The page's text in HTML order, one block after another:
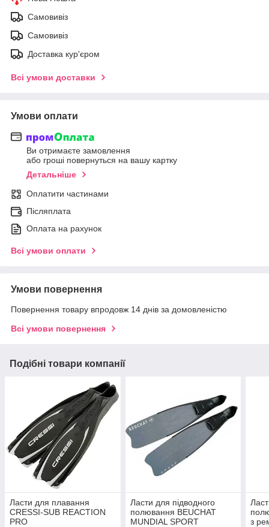
Самовивіз
Самовивіз
Доставка кур'єром
Всі умови доставки
Умови оплати
Ви отримаєте замовлення
або гроші повернуться на вашу картку
Детальніше
Оплатити частинами
Післяплата
Оплата на рахунок
Всі умови оплати
Умови повернення
Повернення товару впродовж 14 днів за домовленістю
Всі умови повернення
Подібні товари компанії
Ласти для плавання
CRESSI-SUB REACTION
PRO
Ласти для підводного
полювання BEUCHAT
MUNDIAL SPORT
з